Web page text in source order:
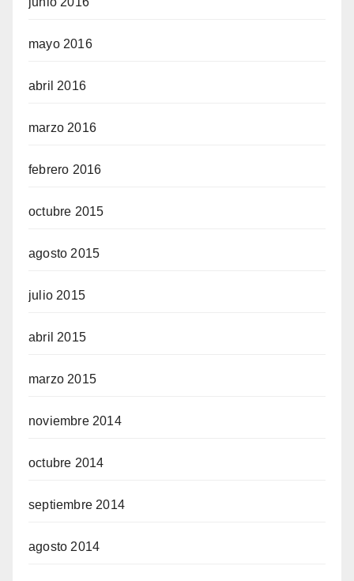
mayo 2016
abril 2016
marzo 2016
febrero 2016
octubre 2015
agosto 2015
julio 2015
abril 2015
marzo 2015
noviembre 2014
octubre 2014
septiembre 2014
agosto 2014